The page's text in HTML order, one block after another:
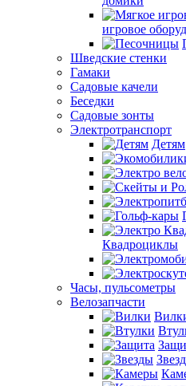
игровое
Шведские стенки
Гамаки
Садовые качели
Беседки
Садовые зонты
Электротранспорт
Детям
Квадроциклы
Часы, пульсометры
Велозапчасти